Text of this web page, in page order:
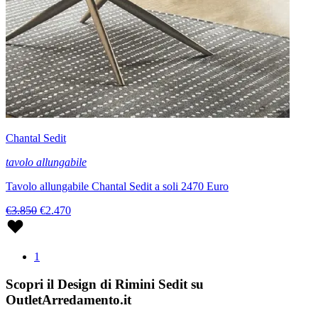
Chantal Sedit
tavolo allungabile
Tavolo allungabile Chantal Sedit a soli 2470 Euro
€3.850 €2.470
1
Scopri il Design di Rimini Sedit su
OutletArredamento.it